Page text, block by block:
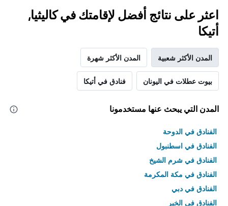
اعثر على نتائج أفضل لإقامتك في كاليثيا,
أتيكا
المدن الأكثر شعبية المدن الأكثر شهرة
بيوت عطلات في اليونان فنادق في أتيكا
المدن التي يبحث عنها مستخدمونا
الفنادق في الدوحة
الفنادق في اسطنبول
الفنادق في شرم الشيخ
الفنادق في مكة المكرمة
الفنادق في دبي
الفنادق في الخبر